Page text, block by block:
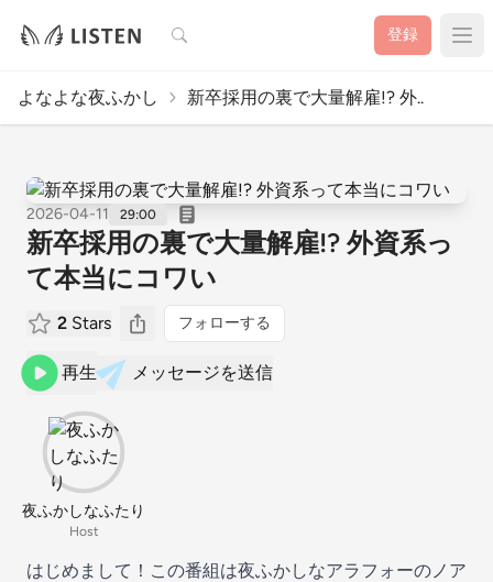
検索 登録
よなよな夜ふかし 新卒採用の裏で大量解雇!? 外..
2026-04-11 29:00
新卒採用の裏で大量解雇!? 外資系っ
て本当にコワい
2 Stars フォローする
再生 メッセージを送信
夜ふかしなふたり
Host
はじめまして！この番組は夜ふかしなアラフォーのノア